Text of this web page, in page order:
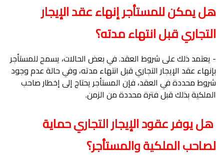
هل يمكن للمستأجر إنهاء عقد الإيجار
التجاري قبل انتهاء مدته؟
- يعتمد ذلك على شروط العقد. في بعض الحالات، يسمح للمستأجر
بإنهاء عقد الإيجار التجاري قبل انتهاء مدته، وفي حالة عدم وجود
شروط محددة في العقد، فإن المستأجر يحتاج إلى إخطار صاحب
الملكية بذلك قبل فترة محددة من الزمن.
هل يوفر عقود الإيجار التجاري حماية
لصاحب الملكية والمستأجر؟